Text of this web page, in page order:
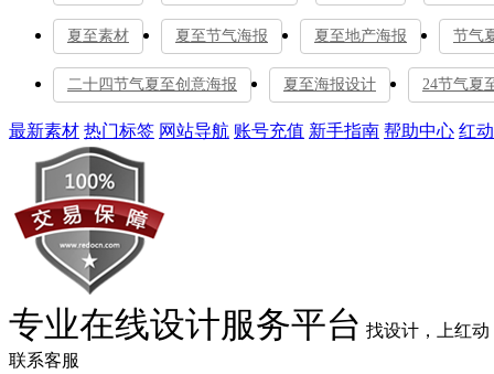
夏至素材 夏至节气海报 夏至地产海报 节气
二十四节气夏至创意海报 夏至海报设计 24节气夏
最新素材 热门标签 网站导航 账号充值 新手指南 帮助中心 红
专业在线设计服务平台 找设计，上红动
联系客服